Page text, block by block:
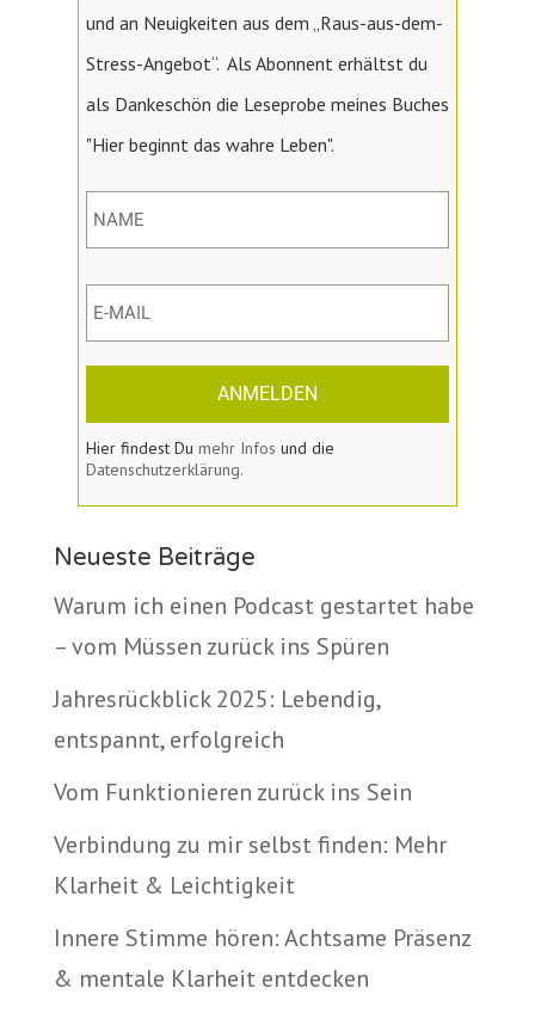
und an Neuigkeiten aus dem „Raus-aus-dem-
Stress-Angebot“. Als Abonnent erhältst du
als Dankeschön die Leseprobe meines Buches
"Hier beginnt das wahre Leben".
ANMELDEN
Hier findest Du mehr Infos und die
Datenschutzerklärung.
Neueste Beiträge
Warum ich einen Podcast gestartet habe
– vom Müssen zurück ins Spüren
Jahresrückblick 2025: Lebendig,
entspannt, erfolgreich
Vom Funktionieren zurück ins Sein
Verbindung zu mir selbst finden: Mehr
Klarheit & Leichtigkeit
Innere Stimme hören: Achtsame Präsenz
& mentale Klarheit entdecken